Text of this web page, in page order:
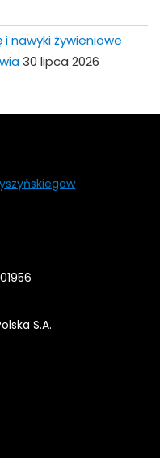
nawyki żywieniowe
30 lipca 2026
S.A.